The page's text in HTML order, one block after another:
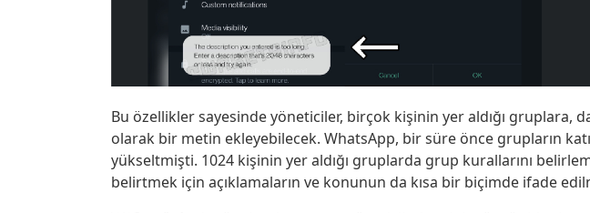
Bu özellikler sayesinde yöneticiler, birçok kişinin yer aldığı gruplara,
olarak bir metin ekleyebilecek. WhatsApp, bir süre önce grupların
yükseltmişti. 1024 kişinin yer aldığı gruplarda grup kurallarını
belirtmek için açıklamaların ve konunun da kısa bir biçimde ifade